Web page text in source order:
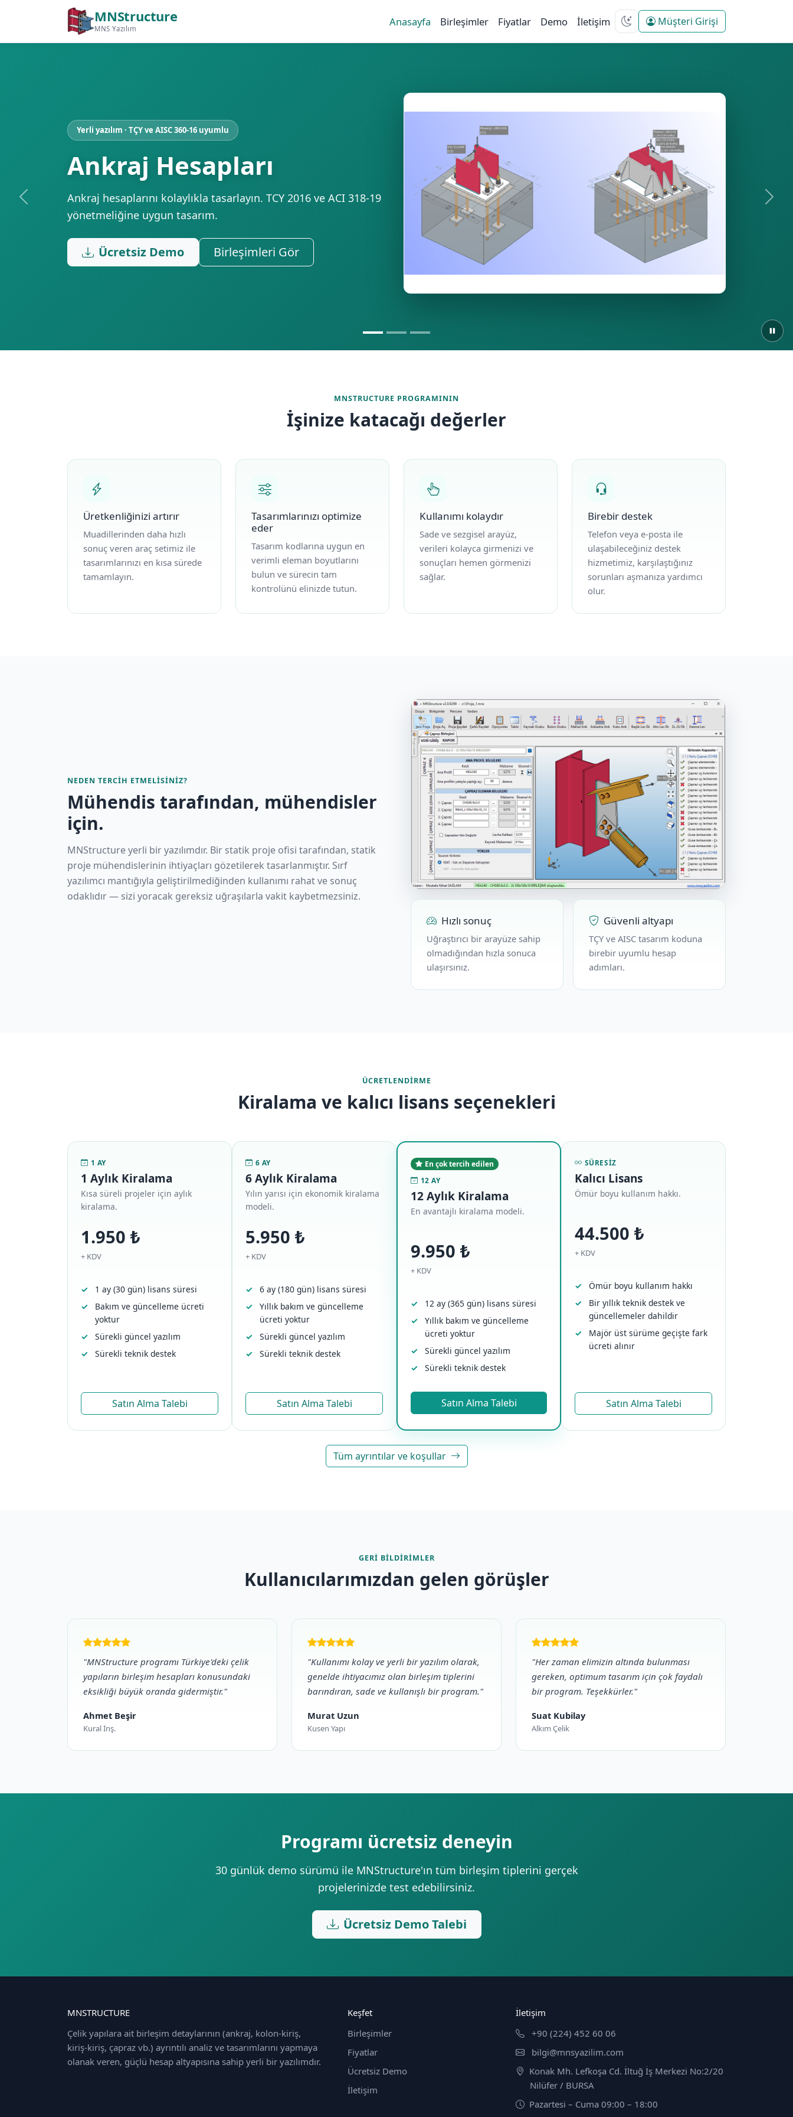
MNStructure
MNS Yazılım
Müşteri Girişi
Anasayfa Birleşimler Fiyatlar Demo İletişim
Yerli yazılım · TÇY ve AISC 360-16 uyumlu
Ankraj Hesapları
Ankraj hesaplarını kolaylıkla tasarlayın. TCY 2016 ve ACI 318‑19
yönetmeliğine uygun tasarım.
Ücretsiz Demo Birleşimleri Gör
Önceki
MNSTRUCTURE PROGRAMININ
İşinize katacağı değerler
Üretkenliğinizi artırır
Muadillerinden daha hızlı
sonuç veren araç setimiz ile
tasarımlarınızı en kısa sürede
tamamlayın.
Tasarımlarınızı optimize
eder
Tasarım kodlarına uygun en
verimli eleman boyutlarını
bulun ve sürecin tam
kontrolünü elinizde tutun.
Kullanımı kolaydır
Sade ve sezgisel arayüz,
verileri kolayca girmenizi ve
sonuçları hemen görmenizi
sağlar.
Birebir destek
Telefon veya e‑posta ile
ulaşabileceğiniz destek
hizmetimiz, karşılaştığınız
sorunları aşmanıza yardımcı
olur.
NEDEN TERCIH ETMELISINIZ?
Mühendis tarafından, mühendisler
için.
MNStructure yerli bir yazılımdır. Bir statik proje ofisi tarafından, statik
proje mühendislerinin ihtiyaçları gözetilerek tasarlanmıştır. Sırf
yazılımcı mantığıyla geliştirilmediğinden kullanımı rahat ve sonuç
odaklıdır — sizi yoracak gereksiz uğraşılarla vakit kaybetmezsiniz.
Hızlı sonuç
Uğraştırıcı bir arayüze sahip
olmadığından hızla sonuca
ulaşırsınız.
Güvenli altyapı
TÇY ve AISC tasarım koduna
birebir uyumlu hesap
adımları.
ÜCRETLENDIRME
Kiralama ve kalıcı lisans seçenekleri
1 AY
1 Aylık Kiralama
Kısa süreli projeler için aylık
kiralama.
1.950 ₺
+ KDV
1 ay (30 gün) lisans süresi
Bakım ve güncelleme ücreti
yoktur
Sürekli güncel yazılım
Sürekli teknik destek
Satın Alma Talebi
6 AY
6 Aylık Kiralama
Yılın yarısı için ekonomik kiralama
modeli.
5.950 ₺
+ KDV
6 ay (180 gün) lisans süresi
Yıllık bakım ve güncelleme
ücreti yoktur
Sürekli güncel yazılım
Sürekli teknik destek
Satın Alma Talebi
En çok tercih edilen
12 AY
12 Aylık Kiralama
En avantajlı kiralama modeli.
9.950 ₺
+ KDV
12 ay (365 gün) lisans süresi
Yıllık bakım ve güncelleme
ücreti yoktur
Sürekli güncel yazılım
Sürekli teknik destek
Satın Alma Talebi
SÜRESIZ
Kalıcı Lisans
Ömür boyu kullanım hakkı.
44.500 ₺
+ KDV
Ömür boyu kullanım hakkı
Bir yıllık teknik destek ve
güncellemeler dahildir
Majör üst sürüme geçişte fark
ücreti alınır
Satın Alma Talebi
Tüm ayrıntılar ve koşullar
GERI BILDIRIMLER
Kullanıcılarımızdan gelen görüşler
"MNStructure programı Türkiye'deki çelik
yapıların birleşim hesapları konusundaki
eksikliği büyük oranda gidermiştir."
Ahmet Beşir
Kural İnş.
"Kullanımı kolay ve yerli bir yazılım olarak,
genelde ihtiyacımız olan birleşim tiplerini
barındıran, sade ve kullanışlı bir program."
Murat Uzun
Kusen Yapı
"Her zaman elimizin altında bulunması
gereken, optimum tasarım için çok faydalı
bir program. Teşekkürler."
Suat Kubilay
Alkım Çelik
Programı ücretsiz deneyin
30 günlük demo sürümü ile MNStructure'ın tüm birleşim tiplerini gerçek
projelerinizde test edebilirsiniz.
Ücretsiz Demo Talebi
MNSTRUCTURE
Çelik yapılara ait birleşim detaylarının (ankraj, kolon‑kiriş,
kiriş‑kiriş, çapraz vb.) ayrıntılı analiz ve tasarımlarını yapmaya
olanak veren, güçlü hesap altyapısına sahip yerli bir yazılımdır.
Keşfet
Birleşimler
Fiyatlar
Ücretsiz Demo
İletişim
İletişim
+90 (224) 452 60 06
bilgi@mnsyazilim.com
Konak Mh. Lefkoşa Cd. İltuğ İş Merkezi No:2/20
Nilüfer / BURSA
Pazartesi – Cuma 09:00 – 18:00